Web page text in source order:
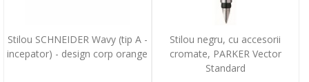
Stilou SCHNEIDER Wavy (tip A -
incepator) - design corp orange
Stilou negru, cu accesorii
cromate, PARKER Vector
Standard